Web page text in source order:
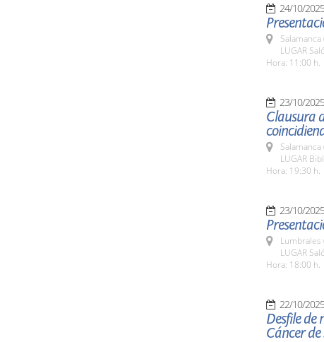
24/10/2025
Salamanca
LUGAR
Hora: 11:00 h.
23/10/2025
Clausura
Salamanca
LUGAR
Hora: 19:30 h.
23/10/2025
Lumbrales
LUGAR
Hora: 18:00 h.
22/10/2025
Desfile de
Cáncer